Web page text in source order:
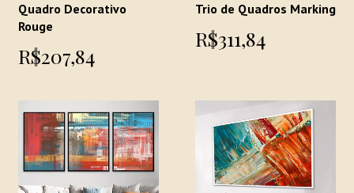
Quadro Decorativo
Rouge
R$207,84
Trio de Quadros Marking
R$311,84